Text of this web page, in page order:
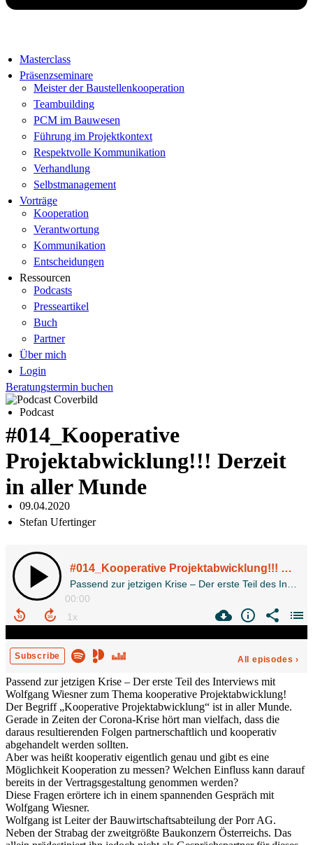
Masterclass
Präsenzseminare
Meister der Baustellenkooperation
Teambuilding
PCM im Bauwesen
Führung im Projektkontext
Respektvolle Kommunikation
Verhandlung
Selbstmanagement
Vorträge
Kooperation
Verantwortung
Kommunikation
Entscheidungen
Ressourcen
Podcasts
Presseartikel
Buch
Partner
Über mich
Login
Beratungstermin buchen
Podcast
#014_Kooperative
Projektabwicklung!!! Derzeit
in aller Munde
09.04.2020
Stefan Ufertinger
Passend zur jetzigen Krise – Der erste Teil des Interviews mit
Wolfgang Wiesner zum Thema kooperative Projektabwicklung!
Der Begriff „Kooperative Projektabwicklung“ ist in aller Munde.
Gerade in Zeiten der Corona-Krise hört man vielfach, dass die
daraus resultierenden Folgen partnerschaftlich und kooperativ
abgehandelt werden sollten.
Aber was heißt kooperativ eigentlich genau und gibt es eine
Möglichkeit Kooperation zu messen? Welchen Einfluss kann darauf
bereits in der Vertragsgestaltung genommen werden?
Diese Fragen erörtere ich in einem spannenden Gespräch mit
Wolfgang Wiesner.
Wolfgang ist Leiter der Bauwirtschaftsabteilung der Porr AG.
Neben der Strabag der zweitgrößte Baukonzern Österreichs. Das